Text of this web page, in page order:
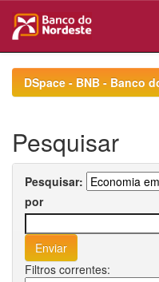
navigationDSpace - BNB - Banco
Pesquisar
Pesquisar:
por
Filtros correntes: